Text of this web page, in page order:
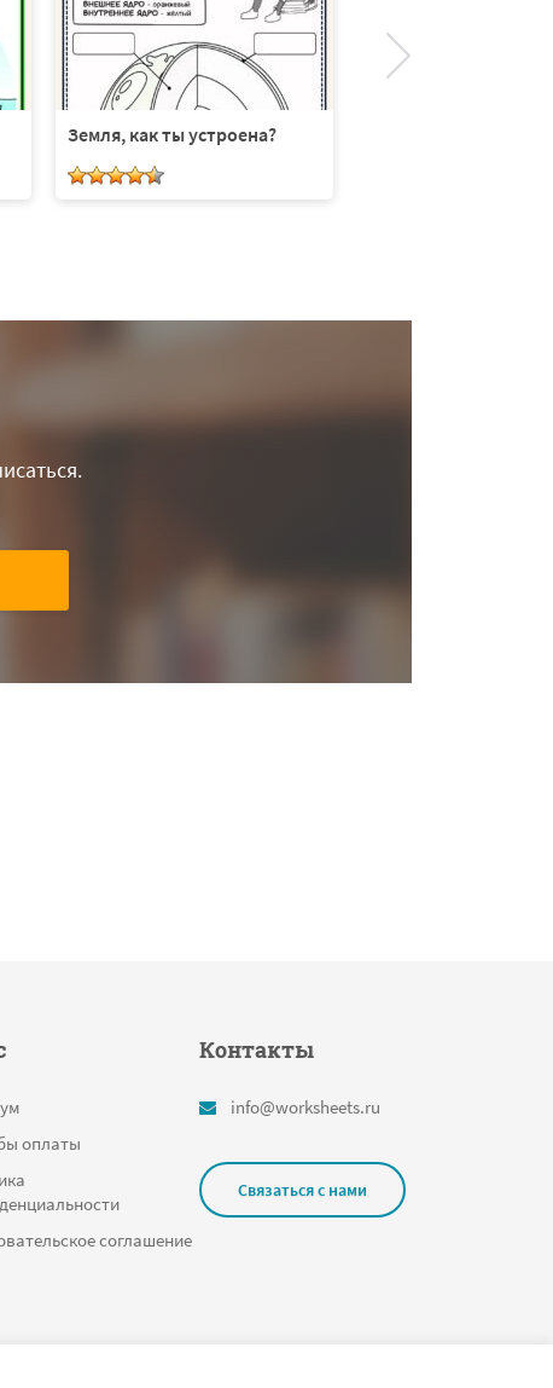
Земля, как ты устроена?
оплаты
соглашение
Контакты
info@worksheets.ru
Связаться с нами